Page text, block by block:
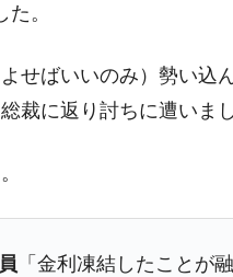
】韓国消費者院が『クーパ
東部では干ばつ
ス搭載の次世代駆逐艦「
。
よせばいいのみ）勢い
裁に返り討ちに遭いまし
「金利凍結したことが